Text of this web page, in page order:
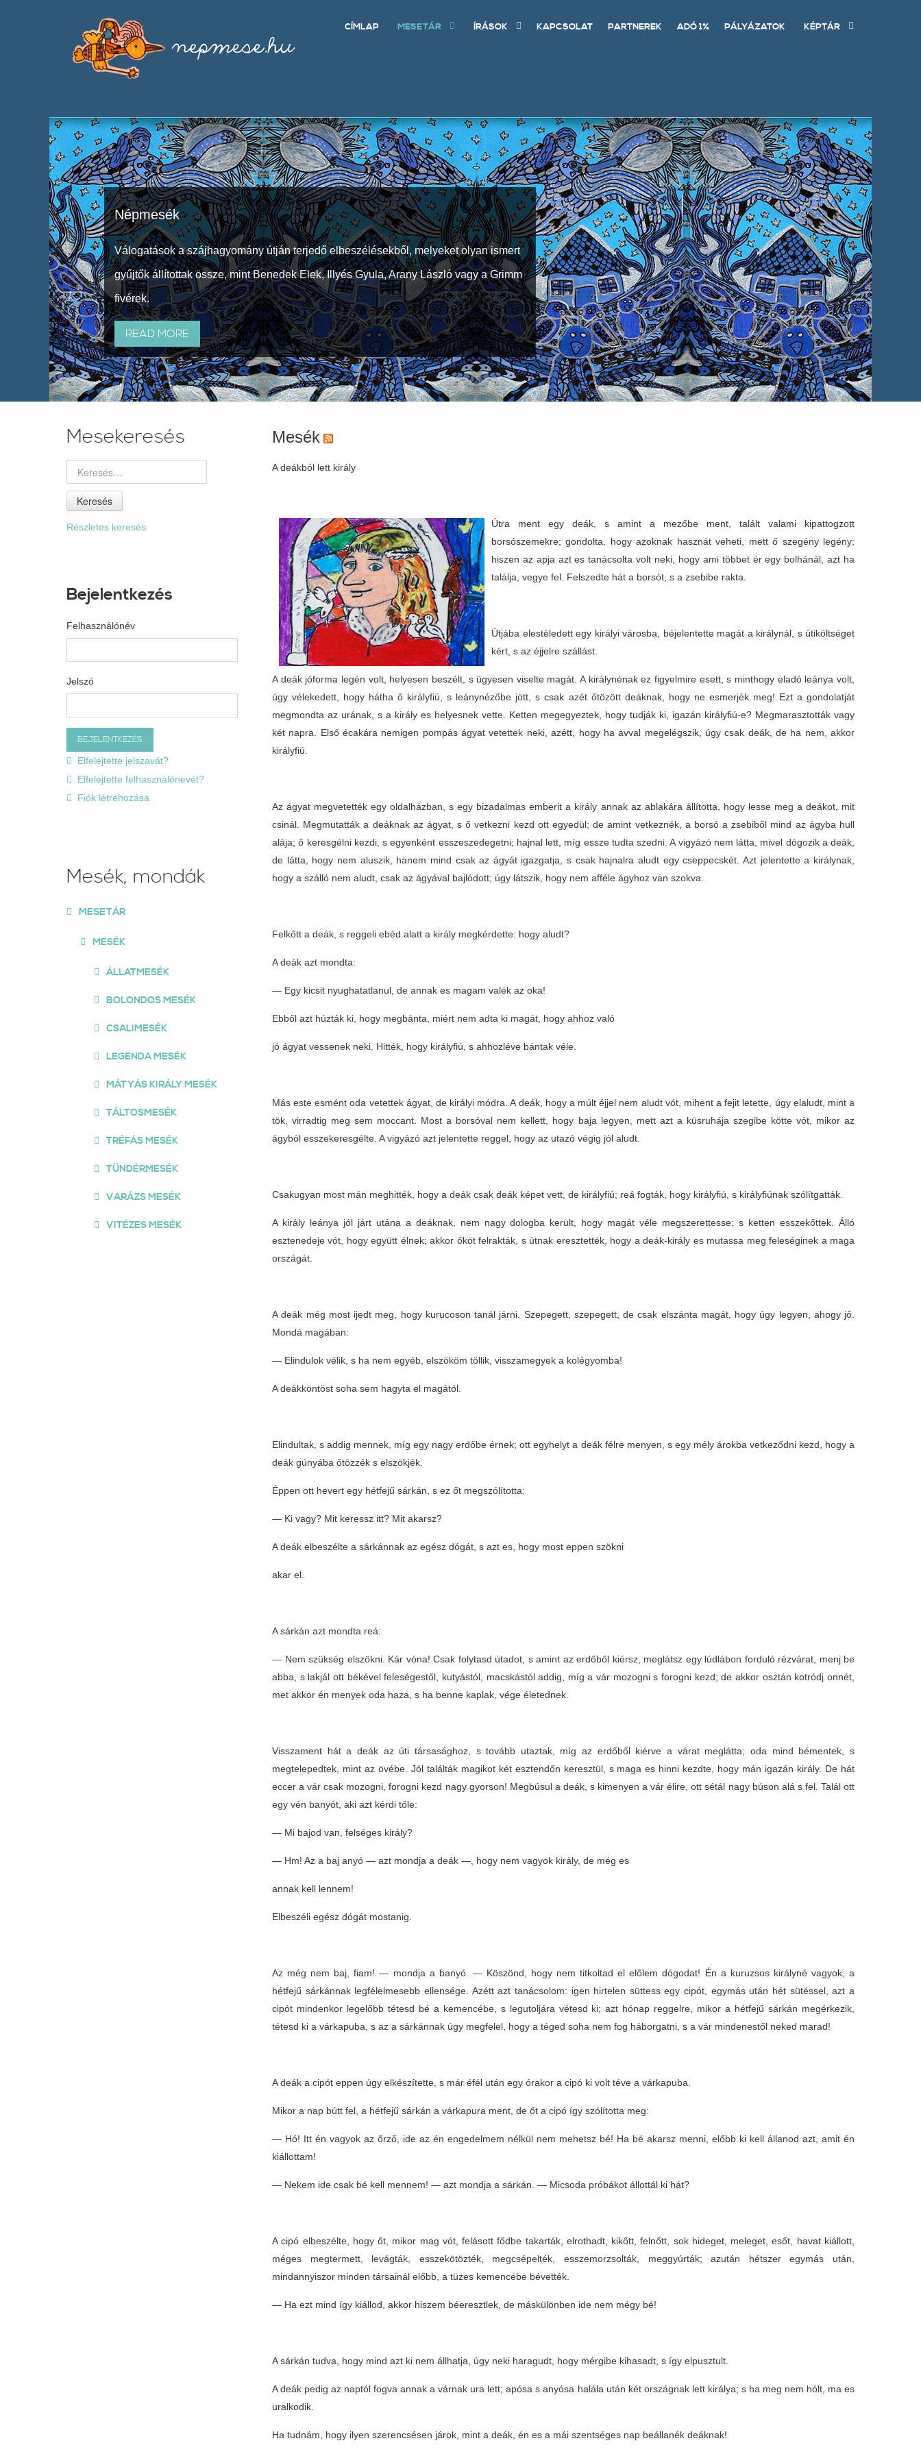
CÍMLAP MESETÁR ÍRÁSOK KAPCSOLAT PARTNEREK ADÓ 1% PÁLYÁZATOK KÉPTÁR
Népmesék
Válogatások a szájhagyomány útján terjedő elbeszélésekből, melyeket olyan ismert
gyűjtők állítottak össze, mint Benedek Elek, Illyés Gyula, Arany László vagy a Grimm
fivérek.
READ MORE
Mesék
A deákból lett király
Útra ment egy deák, s amint a mezőbe ment, talált valami kipattogzott
borsószemekre; gondolta, hogy azoknak hasznát veheti, mett ő szegény legény;
hiszen az apja azt es tanácsolta volt neki, hogy ami többet ér egy bolhánál, azt ha
találja, vegye fel. Felszedte hát a borsót, s a zsebibe rakta.
Útjába elestéledett egy királyi városba, béjelentette magát a királynál, s útiköltséget
kért, s az éjjelre szállást.
A deák jóforma legén volt, helyesen beszélt, s ügyesen viselte magát. A királynénak ez figyelmire esett, s minthogy eladó leánya volt,
úgy vélekedett, hogy hátha ő királyfiú, s leánynézőbe jött, s csak azét őtözött deáknak, hogy ne esmerjék meg! Ezt a gondolatját
megmondta az urának, s a király es helyesnek vette. Ketten megegyeztek, hogy tudják ki, igazán királyfiú-e? Megmarasztották vagy
két napra. Első écakára nemigen pompás ágyat vetettek neki, azétt, hogy ha avval megelégszik, úgy csak deák, de ha nem, akkor
királyfiú.
Az ágyat megvetették egy oldalházban, s egy bizadalmas emberit a király annak az ablakára állította, hogy lesse meg a deákot, mit
csinál. Megmutatták a deáknak az ágyat, s ő vetkezni kezd ott egyedül; de amint vetkeznék, a borsó a zsebiből mind az ágyba hull
alája; ő keresgélni kezdi, s egyenként esszeszedegetni; hajnal lett, míg essze tudta szedni. A vigyázó nem látta, mivel dógozik a deák,
de látta, hogy nem aluszik, hanem mind csak az ágyát igazgatja, s csak hajnalra aludt egy cseppecskét. Azt jelentette a királynak,
hogy a szálló nem aludt, csak az ágyával bajlódott; úgy látszik, hogy nem afféle ágyhoz van szokva.
Felkőtt a deák, s reggeli ebéd alatt a király megkérdette: hogy aludt?
A deák azt mondta:
— Egy kicsit nyughatatlanul, de annak es magam valék az oka!
Ebből azt húzták ki, hogy megbánta, miért nem adta ki magát, hogy ahhoz való
jó ágyat vessenek neki. Hitték, hogy királyfiú, s ahhozléve bántak véle.
Más este esmént oda vetettek ágyat, de királyi módra. A deák, hogy a múlt éjjel nem aludt vót, mihent a fejit letette, úgy elaludt, mint a
tök, virradtig meg sem moccant. Most a borsóval nem kellett, hogy baja legyen, mett azt a küsruhája szegibe kötte vót, mikor az
ágyból esszekeresgélte. A vigyázó azt jelentette reggel, hogy az utazó végig jól aludt.
Csakugyan most mán meghitték, hogy a deák csak deák képet vett, de királyfiú; reá fogták, hogy királyfiú, s királyfiúnak szólítgatták.
A király leánya jól járt utána a deáknak, nem nagy dologba került, hogy magát véle megszerettesse; s ketten esszekőttek. Álló
esztenedeje vót, hogy együtt élnek; akkor őköt felrakták, s útnak eresztették, hogy a deák-király es mutassa meg feleséginek a maga
országát.
A deák még most ijedt meg, hogy kurucoson tanál járni. Szepegett, szepegett, de csak elszánta magát, hogy úgy legyen, ahogy jő.
Mondá magában:
— Elindulok vélik, s ha nem egyéb, elszököm töllik, visszamegyek a kolégyomba!
A deákköntöst soha sem hagyta el magától.
Elindultak, s addig mennek, míg egy nagy erdőbe érnek; ott egyhelyt a deák félre menyen, s egy mély árokba vetkeződni kezd, hogy a
deák gúnyába őtözzék s elszökjék.
Éppen ott hevert egy hétfejű sárkán, s ez őt megszólította:
— Ki vagy? Mit keressz itt? Mit akarsz?
A deák elbeszélte a sárkánnak az egész dógát, s azt es, hogy most eppen szökni
akar el.
A sárkán azt mondta reá:
— Nem szükség elszökni. Kár vóna! Csak folytasd útadot, s amint az erdőből kiérsz, meglátsz egy lúdlábon forduló rézvárat, menj be
abba, s lakjál ott békével feleségestől, kutyástól, macskástól addig, míg a vár mozogni s forogni kezd; de akkor osztán kotródj onnét,
met akkor én menyek oda haza, s ha benne kaplak, vége életednek.
Visszament hát a deák az úti társasághoz, s tovább utaztak, míg az erdőből kiérve a várat meglátta; oda mind bémentek, s
megtelepedtek, mint az övébe. Jól találták magikot két esztendőn keresztül, s maga es hinni kezdte, hogy mán igazán király. De hát
eccer a vár csak mozogni, forogni kezd nagy gyorson! Megbúsul a deák, s kimenyen a vár élire, ott sétál nagy búson alá s fel. Talál ott
egy vén banyót, aki azt kérdi tőle:
— Mi bajod van, felséges király?
— Hm! Az a baj anyó — azt mondja a deák —, hogy nem vagyok király, de még es
annak kell lennem!
Elbeszéli egész dógát mostanig.
Az még nem baj, fiam! — mondja a banyó. — Köszönd, hogy nem titkoltad el előlem dógodat! Én a kuruzsos királyné vagyok, a
hétfejű sárkánnak legfélelmesebb ellensége. Azétt azt tanácsolom: igen hirtelen süttess egy cipót, egymás után hét sütéssel, azt a
cipót mindenkor legelőbb tétesd bé a kemencébe, s legutoljára vétesd ki; azt hónap reggelre, mikor a hétfejű sárkán megérkezik,
tétesd ki a várkapuba, s az a sárkánnak úgy megfelel, hogy a téged soha nem fog háborgatni, s a vár mindenestől neked marad!
A deák a cipót eppen úgy elkészítette, s már éfél után egy órakor a cipó ki volt téve a várkapuba.
Mikor a nap bútt fel, a hétfejű sárkán a várkapura ment, de őt a cipó így szólította meg:
— Hó! Itt én vagyok az őrző, ide az én engedelmem nélkül nem mehetsz bé! Ha bé akarsz menni, előbb ki kell állanod azt, amit én
kiállottam!
— Nekem ide csak bé kell mennem! — azt mondja a sárkán. — Micsoda próbákot állottál ki hát?
A cipó elbeszélte, hogy őt, mikor mag vót, felásott fődbe takarták, elrothadt, kikőtt, felnőtt, sok hideget, meleget, esőt, havat kiállott,
méges megtermett, levágták, esszekötözték, megcsépelték, esszemorzsolták, meggyúrták; azután hétszer egymás után,
mindannyiszor minden társainál előbb, a tüzes kemencébe bévették.
— Ha ezt mind így kiállod, akkor hiszem béeresztlek, de máskülönben ide nem mégy bé!
A sárkán tudva, hogy mind azt ki nem állhatja, úgy neki haragudt, hogy mérgibe kihasadt, s így elpusztult.
A deák pedig az naptól fogva annak a várnak ura lett; apósa s anyósa halála után két országnak lett királya; s ha meg nem hólt, ma es
uralkodik.
Ha tudnám, hogy ilyen szerencsésen járok, mint a deák, én es a mái szentséges nap beállanék deáknak!
Mesekeresés
Keresés
Részletes keresés
Bejelentkezés
Felhasználónév
Jelszó
Elfelejtette jelszavát?
Elfelejtette felhasználónevét?
Fiók létrehozása
Mesék, mondák
MESETÁR
MESÉK
ÁLLATMESÉK
BOLONDOS MESÉK
CSALIMESÉK
LEGENDA MESÉK
MÁTYÁS KIRÁLY MESÉK
TÁLTOSMESÉK
TRÉFÁS MESÉK
TÜNDÉRMESÉK
VARÁZS MESÉK
VITÉZES MESÉK